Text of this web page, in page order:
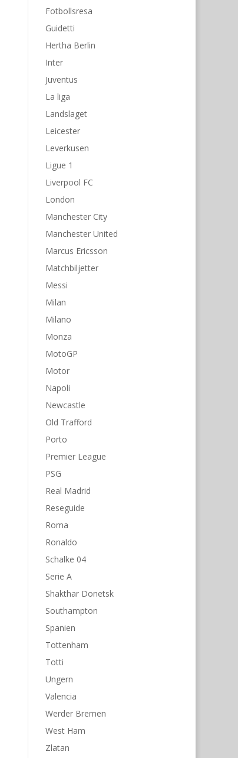
Fotbollsresa
Guidetti
Hertha Berlin
Inter
Juventus
La liga
Landslaget
Leicester
Leverkusen
Ligue 1
Liverpool FC
London
Manchester City
Manchester United
Marcus Ericsson
Matchbiljetter
Messi
Milan
Milano
Monza
MotoGP
Motor
Napoli
Newcastle
Old Trafford
Porto
Premier League
PSG
Real Madrid
Reseguide
Roma
Ronaldo
Schalke 04
Serie A
Shakthar Donetsk
Southampton
Spanien
Tottenham
Totti
Ungern
Valencia
Werder Bremen
West Ham
Zlatan